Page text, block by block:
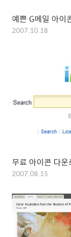
예쁜 G메일 아
2007.10.18
무료 아이콘 다
2007.08.15